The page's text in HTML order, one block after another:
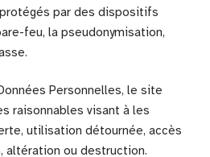
par des dispositifs
feu, la pseudonymisation,
Personnelles, le site
raisonnables visant à les
utilisation détournée, accès
altération ou destruction.